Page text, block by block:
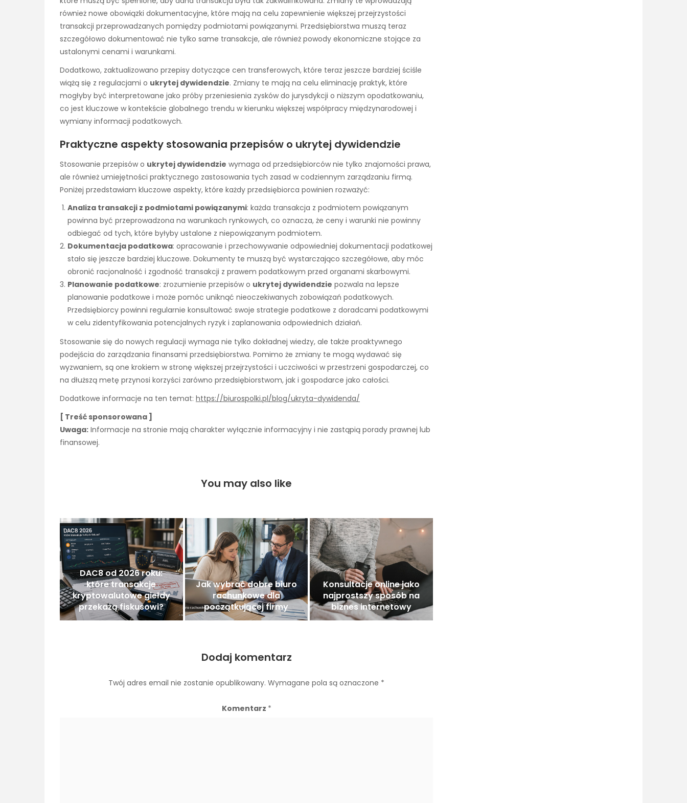
również nowe obowiązki dokumentacyjne, które mają na celu zapewnienie większej przejrzystości
transakcji przeprowadzanych pomiędzy podmiotami powiązanymi. Przedsiębiorstwa muszą teraz
szczegółowo dokumentować nie tylko same transakcje, ale również powody ekonomiczne stojące za
ustalonymi cenami i warunkami.
Dodatkowo, zaktualizowano przepisy dotyczące cen transferowych, które teraz jeszcze bardziej ściśle
wiążą się z regulacjami o ukrytej dywidendzie. Zmiany te mają na celu eliminację praktyk, które
mogłyby być interpretowane jako próby przeniesienia zysków do jurysdykcji o niższym opodatkowaniu,
co jest kluczowe w kontekście globalnego trendu w kierunku większej współpracy międzynarodowej i
wymiany informacji podatkowych.
Praktyczne aspekty stosowania przepisów o ukrytej dywidendzie
Stosowanie przepisów o ukrytej dywidendzie wymaga od przedsiębiorców nie tylko znajomości prawa,
ale również umiejętności praktycznego zastosowania tych zasad w codziennym zarządzaniu firmą.
Poniżej przedstawiam kluczowe aspekty, które każdy przedsiębiorca powinien rozważyć:
Analiza transakcji z podmiotami powiązanymi: każda transakcja z podmiotem powiązanym
powinna być przeprowadzona na warunkach rynkowych, co oznacza, że ceny i warunki nie powinny
odbiegać od tych, które byłyby ustalone z niepowiązanym podmiotem.
Dokumentacja podatkowa: opracowanie i przechowywanie odpowiedniej dokumentacji podatkowej
stało się jeszcze bardziej kluczowe. Dokumenty te muszą być wystarczająco szczegółowe, aby móc
obronić racjonalność i zgodność transakcji z prawem podatkowym przed organami skarbowymi.
Planowanie podatkowe: zrozumienie przepisów o ukrytej dywidendzie pozwala na lepsze
planowanie podatkowe i może pomóc uniknąć nieoczekiwanych zobowiązań podatkowych.
Przedsiębiorcy powinni regularnie konsultować swoje strategie podatkowe z doradcami podatkowymi
w celu zidentyfikowania potencjalnych ryzyk i zaplanowania odpowiednich działań.
Stosowanie się do nowych regulacji wymaga nie tylko dokładnej wiedzy, ale także proaktywnego
podejścia do zarządzania finansami przedsiębiorstwa. Pomimo że zmiany te mogą wydawać się
wyzwaniem, są one krokiem w stronę większej przejrzystości i uczciwości w przestrzeni gospodarczej, co
na dłuższą metę przynosi korzyści zarówno przedsiębiorstwom, jak i gospodarce jako całości.
Dodatkowe informacje na ten temat: https://biurospolki.pl/blog/ukryta-dywidenda/
[ Treść sponsorowana ]
Uwaga: Informacje na stronie mają charakter wyłącznie informacyjny i nie zastąpią porady prawnej lub
finansowej.
You may also like
DAC8 od 2026 roku:
które transakcje
kryptowalutowe giełdy
przekażą fiskusowi?
Jak wybrać dobre biuro
rachunkowe dla
początkującej firmy
Konsultacje online jako
najprostszy sposób na
biznes internetowy
Dodaj komentarz
Twój adres email nie zostanie opublikowany. Wymagane pola są oznaczone *
Komentarz *